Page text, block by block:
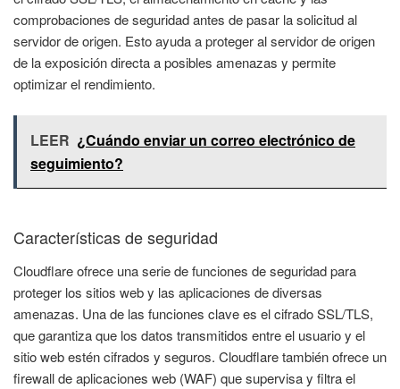
comprobaciones de seguridad antes de pasar la solicitud al
servidor de origen. Esto ayuda a proteger al servidor de origen
de la exposición directa a posibles amenazas y permite
optimizar el rendimiento.
LEER ¿Cuándo enviar un correo electrónico de
seguimiento?
Características de seguridad
Cloudflare ofrece una serie de funciones de seguridad para
proteger los sitios web y las aplicaciones de diversas
amenazas. Una de las funciones clave es el cifrado SSL/TLS,
que garantiza que los datos transmitidos entre el usuario y el
sitio web estén cifrados y seguros. Cloudflare también ofrece un
firewall de aplicaciones web (WAF) que supervisa y filtra el